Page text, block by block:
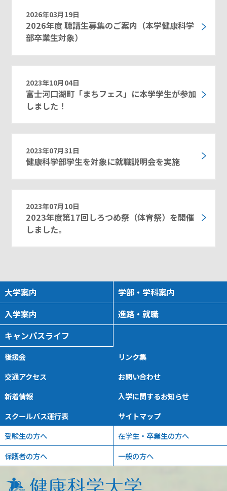
2026年03月19日
2026年度 聴講生募集のご案内（本学健康科学
部卒業生対象）
2023年10月04日
富士河口湖町「まちフェス」に本学学生が参加
しました！
2023年07月31日
健康科学部学生を対象に就職説明会を実施
2023年07月10日
2023年度第17回しろつめ祭（体育祭）を開催
しました。
大学案内
学部・学科案内
入学案内
進路・就職
キャンパスライフ
後援会
リンク集
交通アクセス
お問い合わせ
新着情報
入学に関するお知らせ
スクールバス運行表
サイトマップ
受験生の方へ
在学生・卒業生の方へ
保護者の方へ
一般の方へ